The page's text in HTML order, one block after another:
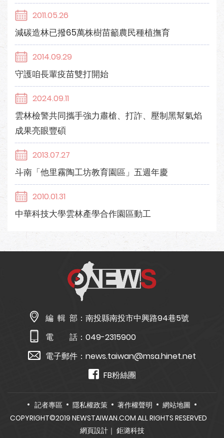
2011.05.26
減碳造林已撥65萬株樹苗籲農民種植撫育
2014.09.29
守護咱長輩疫苗雙打開始
2024.09.11
雲林檢警共同攜手強力肅槍、打詐、壓制黑幫氣焰
成果亮眼豐碩
2013.07.27
斗南「他里霧陶工坊教育園區」五週年慶
2010.01.31
中華科技大學雲林產學合作園區動工
編 輯 部： 南投縣南投市中興路94巷5號
電 話： 049-2315900
電子郵件： news.taiwan@msa.hinet.net
FB粉絲團
記者專區 隱私權政策 著作權聲明
網站地圖
COPYRIGHT©2019 NEWSTAIWAN.COM ALL RIGHTS RESERVED
網頁設計｜ 鉅潞科技